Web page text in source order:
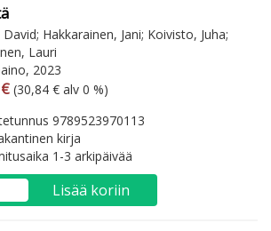
Hakkarainen, Jani; Koivisto, Juha;
Lauri
2023
hinta
Arvonlisäveroton hinta
(30,84 € alv 0 %)
9789523970113
kirja
1-3 arkipäivää
Lisää koriin